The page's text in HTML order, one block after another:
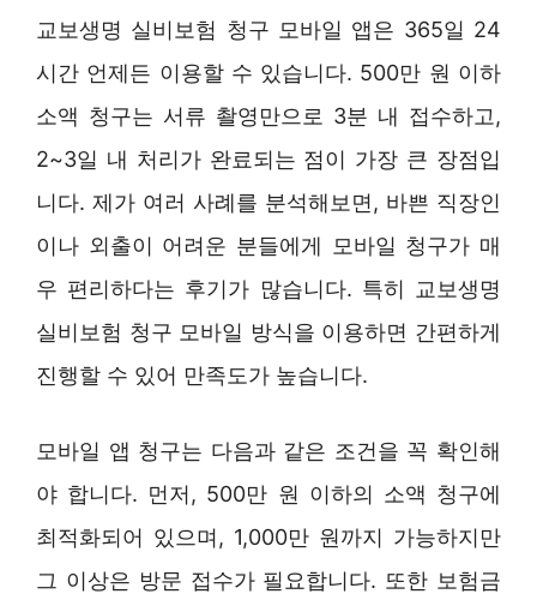
교보생명 실비보험 청구 모바일 앱은 365일 24
시간 언제든 이용할 수 있습니다. 500만 원 이하
소액 청구는 서류 촬영만으로 3분 내 접수하고,
2~3일 내 처리가 완료되는 점이 가장 큰 장점입
니다. 제가 여러 사례를 분석해보면, 바쁜 직장인
이나 외출이 어려운 분들에게 모바일 청구가 매
우 편리하다는 후기가 많습니다. 특히 교보생명
실비보험 청구 모바일 방식을 이용하면 간편하게
진행할 수 있어 만족도가 높습니다.
모바일 앱 청구는 다음과 같은 조건을 꼭 확인해
야 합니다. 먼저, 500만 원 이하의 소액 청구에
최적화되어 있으며, 1,000만 원까지 가능하지만
그 이상은 방문 접수가 필요합니다. 또한 보험금